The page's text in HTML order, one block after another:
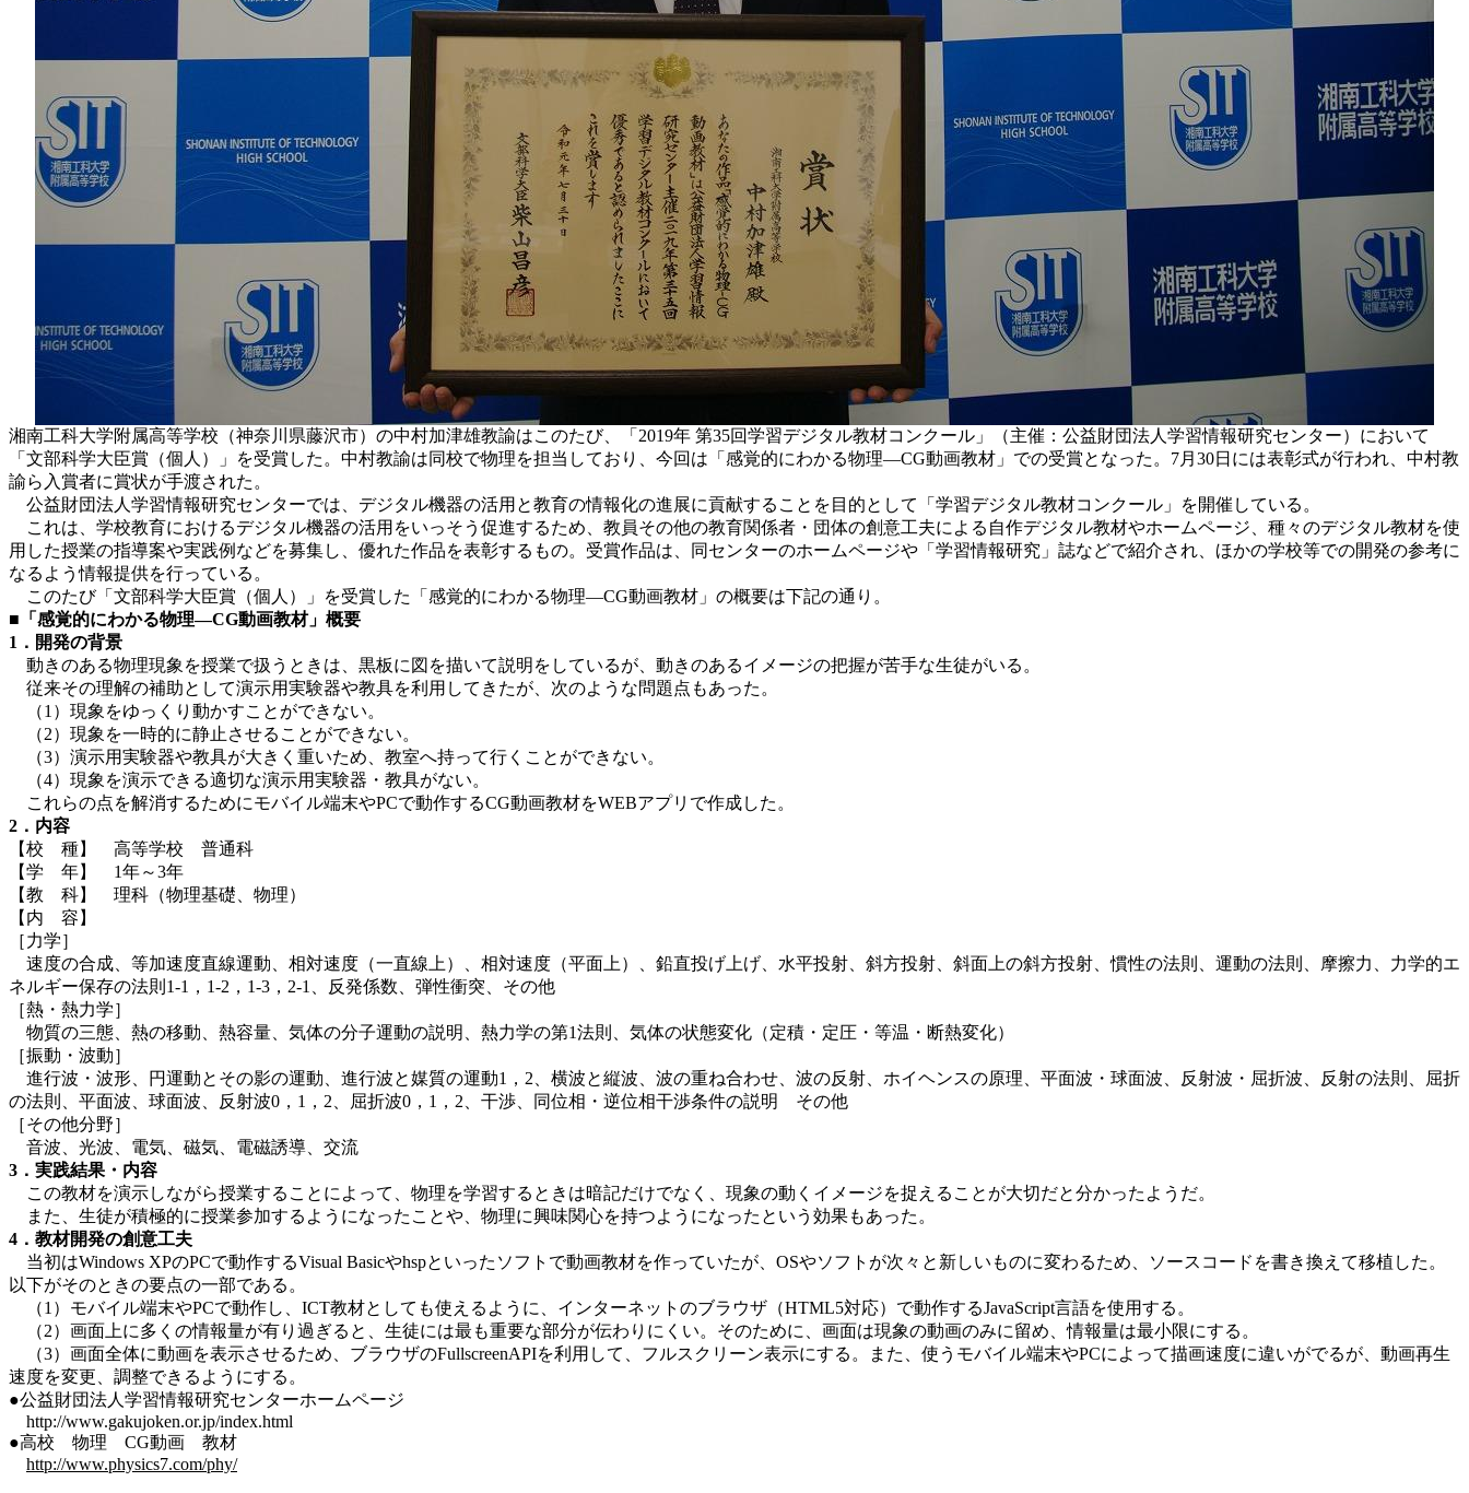
湘南工科大学附属高等学校（神奈川県藤沢市）の中村加津雄教諭はこのたび、「2019年 第35回学習デジタル教材コンクール」（主催：公益財団法人学習情報研究センター）において
「文部科学大臣賞（個人）」を受賞した。中村教諭は同校で物理を担当しており、今回は「感覚的にわかる物理―CG動画教材」での受賞となった。7月30日には表彰式が行われ、中村教
諭ら入賞者に賞状が手渡された。
公益財団法人学習情報研究センターでは、デジタル機器の活用と教育の情報化の進展に貢献することを目的として「学習デジタル教材コンクール」を開催している。
これは、学校教育におけるデジタル機器の活用をいっそう促進するため、教員その他の教育関係者・団体の創意工夫による自作デジタル教材やホームページ、種々のデジタル教材を使
用した授業の指導案や実践例などを募集し、優れた作品を表彰するもの。受賞作品は、同センターのホームページや「学習情報研究」誌などで紹介され、ほかの学校等での開発の参考に
なるよう情報提供を行っている。
このたび「文部科学大臣賞（個人）」を受賞した「感覚的にわかる物理―CG動画教材」の概要は下記の通り。
■「感覚的にわかる物理―CG動画教材」概要
1．開発の背景
動きのある物理現象を授業で扱うときは、黒板に図を描いて説明をしているが、動きのあるイメージの把握が苦手な生徒がいる。
従来その理解の補助として演示用実験器や教具を利用してきたが、次のような問題点もあった。
（1）現象をゆっくり動かすことができない。
（2）現象を一時的に静止させることができない。
（3）演示用実験器や教具が大きく重いため、教室へ持って行くことができない。
（4）現象を演示できる適切な演示用実験器・教具がない。
これらの点を解消するためにモバイル端末やPCで動作するCG動画教材をWEBアプリで作成した。
2．内容
【校 種】 高等学校 普通科
【学 年】 1年～3年
【教 科】 理科（物理基礎、物理）
【内 容】
［力学］
速度の合成、等加速度直線運動、相対速度（一直線上）、相対速度（平面上）、鉛直投げ上げ、水平投射、斜方投射、斜面上の斜方投射、慣性の法則、運動の法則、摩擦力、力学的エ
ネルギー保存の法則1-1，1-2，1-3，2-1、反発係数、弾性衝突、その他
［熱・熱力学］
物質の三態、熱の移動、熱容量、気体の分子運動の説明、熱力学の第1法則、気体の状態変化（定積・定圧・等温・断熱変化）
［振動・波動］
進行波・波形、円運動とその影の運動、進行波と媒質の運動1，2、横波と縦波、波の重ね合わせ、波の反射、ホイヘンスの原理、平面波・球面波、反射波・屈折波、反射の法則、屈折
の法則、平面波、球面波、反射波0，1，2、屈折波0，1，2、干渉、同位相・逆位相干渉条件の説明 その他
［その他分野］
音波、光波、電気、磁気、電磁誘導、交流
3．実践結果・内容
この教材を演示しながら授業することによって、物理を学習するときは暗記だけでなく、現象の動くイメージを捉えることが大切だと分かったようだ。
また、生徒が積極的に授業参加するようになったことや、物理に興味関心を持つようになったという効果もあった。
4．教材開発の創意工夫
当初はWindows XPのPCで動作するVisual Basicやhspといったソフトで動画教材を作っていたが、OSやソフトが次々と新しいものに変わるため、ソースコードを書き換えて移植した。
以下がそのときの要点の一部である。
（1）モバイル端末やPCで動作し、ICT教材としても使えるように、インターネットのブラウザ（HTML5対応）で動作するJavaScript言語を使用する。
（2）画面上に多くの情報量が有り過ぎると、生徒には最も重要な部分が伝わりにくい。そのために、画面は現象の動画のみに留め、情報量は最小限にする。
（3）画面全体に動画を表示させるため、ブラウザのFullscreenAPIを利用して、フルスクリーン表示にする。また、使うモバイル端末やPCによって描画速度に違いがでるが、動画再生
速度を変更、調整できるようにする。
●公益財団法人学習情報研究センターホームページ
http://www.gakujoken.or.jp/index.html
●高校 物理 CG動画 教材
http://www.physics7.com/phy/